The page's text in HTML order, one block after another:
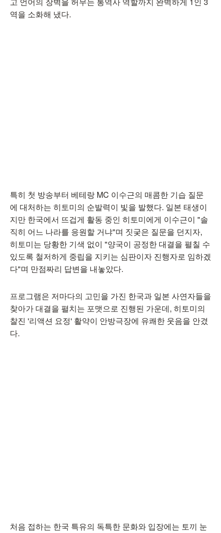
역을 소화해 냈다.
특히 첫 방송부터 베테랑 MC 이수근의 매콤한 기습 질문
에 대처하는 히토미의 순발력이 빛을 발했다. 일본 태생이
지만 한국에서 뜨겁게 활동 중인 히토미에게 이수근이 "솔
직히 어느 나라를 응원할 거냐"며 짓궂은 질문을 던지자,
히토미는 당황한 기색 없이 "양국이 공정한 대결을 펼칠 수
있도록 철저하게 중립을 지키는 심판이자 진행자로 임하겠
다"며 만점짜리 답변을 내놓았다.
프로그램은 저마다의 고민을 가진 한국과 일본 사연자들을
찾아가 대결을 펼치는 포맷으로 진행된 가운데, 히토미의
찰진 '리액션 요정' 활약이 안방극장에 유쾌한 웃음을 안겼
다.
처음 접하는 한국 특유의 독특한 문화와 입장에는 토끼 눈